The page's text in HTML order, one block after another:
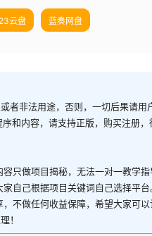
云盘 蓝奏网盘
者非法用途，否则，一切后果请用
和内容，请支持正版，购买注册
只做项目揭秘，无法一对一教学
自己根据项目关键词自己选择平
不做任何收益保障，希望大家可
！